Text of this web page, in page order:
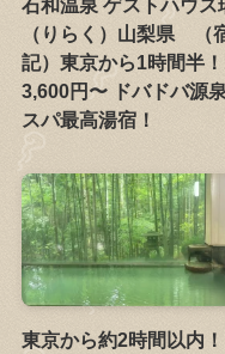
石和温泉 ゲストハウス
（りらく）山梨県 （
記）東京から1時間半
3,600円〜 ドバドバ源
スパ最高湯宿！
東京から約2時間以内！